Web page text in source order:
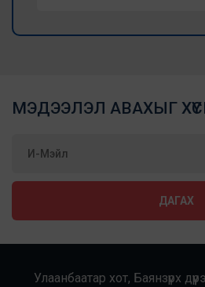
МЭДЭЭЛЭЛ АВАХЫГ
ДАГАХ
Улаанбаатар хот, Баянзүрх